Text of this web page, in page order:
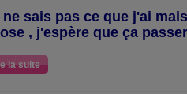
ne sais pas ce que j'ai
, j'espère que ça
la suite